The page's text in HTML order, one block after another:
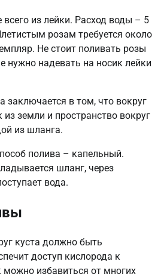
из лейки. Расход воды – 5
розам требуется около
Не стоит поливать розы
нужно надевать на носик лейки
заключается в том, что вокруг
из земли и пространство вокруг
из шланга.
полива – капельный.
шланг, через
вода.
куста должно быть
доступ кислорода к
избавиться от многих